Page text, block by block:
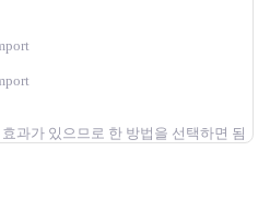
과가 있으므로 한 방법을 선택하면 됨